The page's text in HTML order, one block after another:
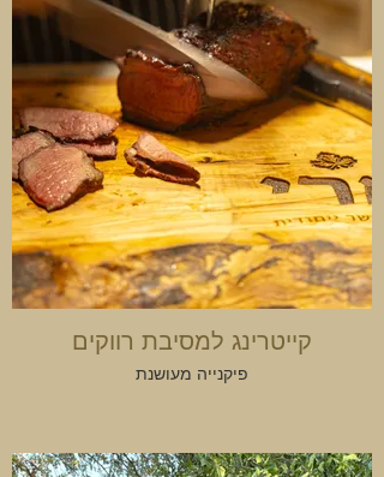
קייטרינג למסיבת רווקים
פיקנייה מעושנת